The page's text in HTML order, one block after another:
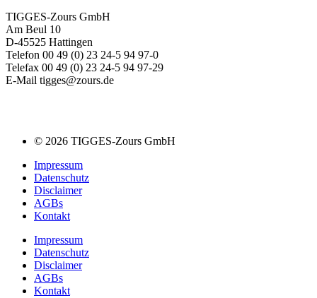
TIGGES-Zours GmbH
Am Beul 10
D-45525 Hattingen
Telefon 00 49 (0) 23 24-5 94 97-0
Telefax 00 49 (0) 23 24-5 94 97-29
E-Mail tigges@zours.de
© 2026 TIGGES-Zours GmbH
Impressum
Datenschutz
Disclaimer
AGBs
Kontakt
Impressum
Datenschutz
Disclaimer
AGBs
Kontakt